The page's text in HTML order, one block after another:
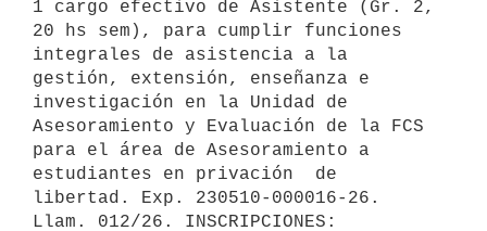
1 cargo efectivo de Asistente (Gr. 2,
20 hs sem), para cumplir funciones
integrales de asistencia a la
gestión, extensión, enseñanza e
investigación en la Unidad de
Asesoramiento y Evaluación de la FCS
para el área de Asesoramiento a
estudiantes en privación  de
libertad. Exp. 230510-000016-26.
Llam. 012/26. INSCRIPCIONES: